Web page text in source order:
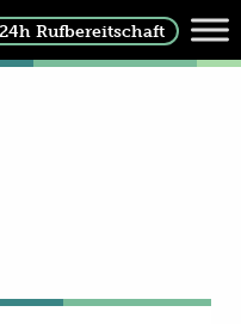
24h Rufbereitschaft